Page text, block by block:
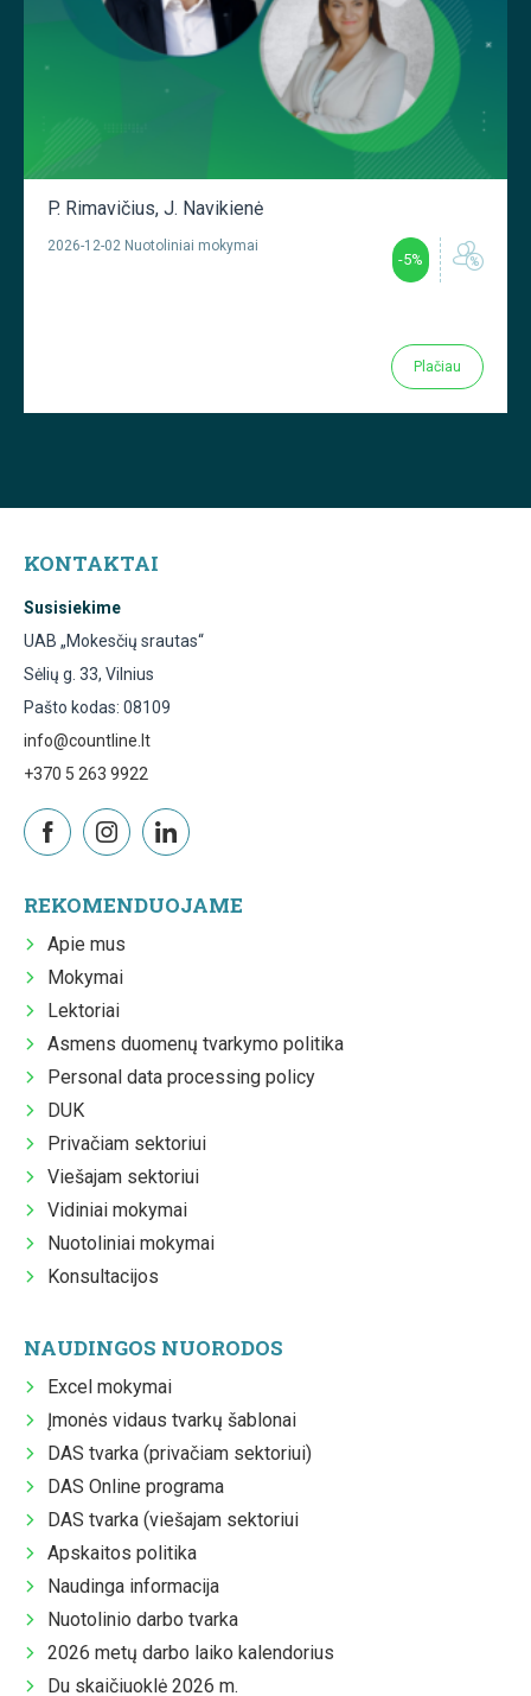
P. Rimavičius, J. Navikienė
2026-12-02 Nuotoliniai mokymai
-5%
Plačiau
KONTAKTAI
Susisiekime
UAB „Mokesčių srautas“
Sėlių g. 33, Vilnius
Pašto kodas: 08109
info@countline.lt
+370 5 263 9922
REKOMENDUOJAME
Apie mus
Mokymai
Lektoriai
Asmens duomenų tvarkymo politika
Personal data processing policy
DUK
Privačiam sektoriui
Viešajam sektoriui
Vidiniai mokymai
Nuotoliniai mokymai
Konsultacijos
NAUDINGOS NUORODOS
Excel mokymai
Įmonės vidaus tvarkų šablonai
DAS tvarka (privačiam sektoriui)
DAS Online programa
DAS tvarka (viešajam sektoriui
Apskaitos politika
Naudinga informacija
Nuotolinio darbo tvarka
2026 metų darbo laiko kalendorius
Du skaičiuoklė 2026 m.